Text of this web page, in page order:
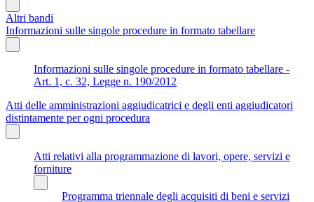
Altri bandi
Informazioni sulle singole procedure in formato tabellare
Informazioni sulle singole procedure in formato tabellare -
Art. 1, c. 32, Legge n. 190/2012
Atti delle amministrazioni aggiudicatrici e degli enti aggiudicatori
distintamente per ogni procedura
Atti relativi alla programmazione di lavori, opere, servizi e
forniture
Programma triennale degli acquisiti di beni e servizi